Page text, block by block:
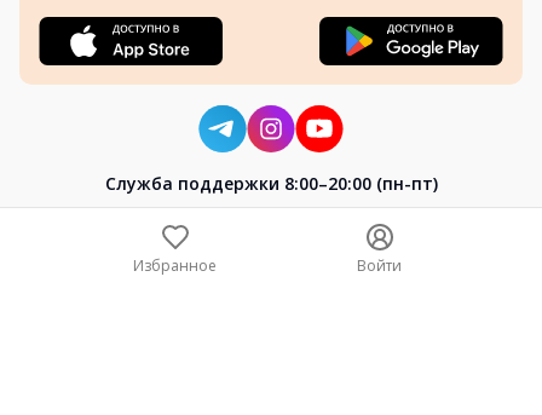
Cлужба поддержки 8:00–20:00 (пн-пт)
Избранное Войти